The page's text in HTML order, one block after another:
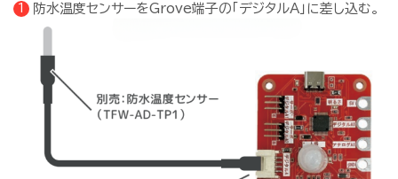
防水温度センサーをGrove端子の「デジタルA」に差し込む。